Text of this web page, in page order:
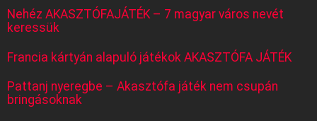
Nehéz AKASZTÓFAJÁTÉK – 7 magyar város nevét
keressük
Francia kártyán alapuló játékok AKASZTÓFA JÁTÉK
Pattanj nyeregbe – Akasztófa játék nem csupán
bringásoknak